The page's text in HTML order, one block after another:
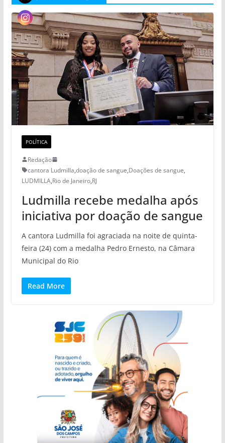
POLÍTICA
Redação
cantora Ludmilla,doação de sangue,Doações de sangue,
LUDMILLA,Rio de Janeiro,RJ
Ludmilla recebe medalha após
iniciativa por doação de sangue
A cantora Ludmilla foi agraciada na noite de quinta-
feira (24) com a medalha Pedro Ernesto, na Câmara
Municipal do Rio
Read More